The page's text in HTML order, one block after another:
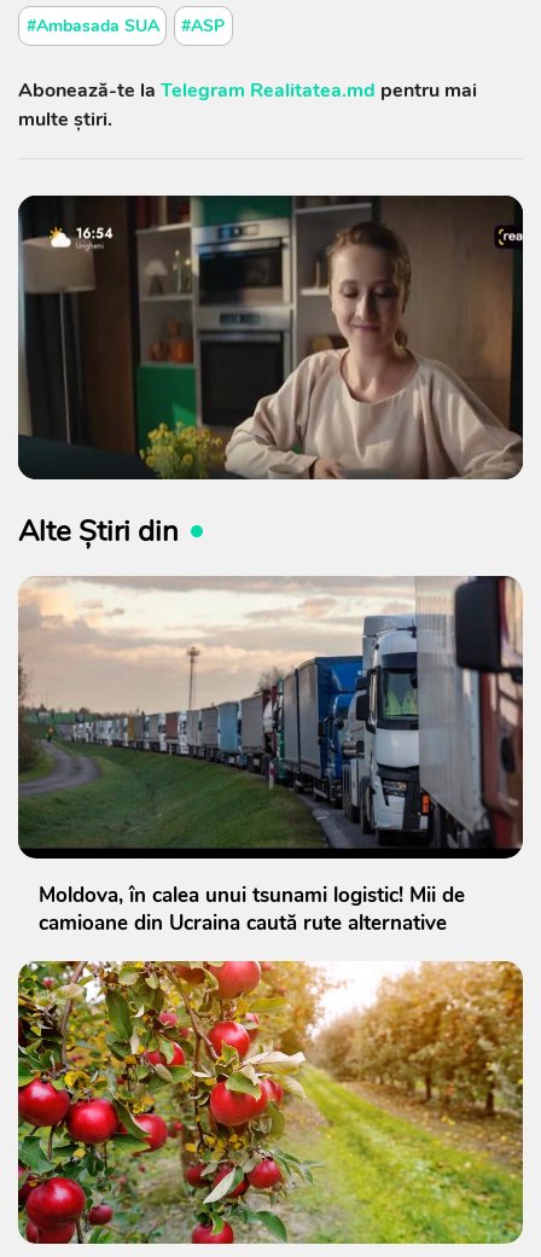
#Ambasada SUA #ASP
Abonează-te la Telegram Realitatea.md pentru mai
multe știri.
Alte Știri din
Moldova, în calea unui tsunami logistic! Mii de
camioane din Ucraina caută rute alternative